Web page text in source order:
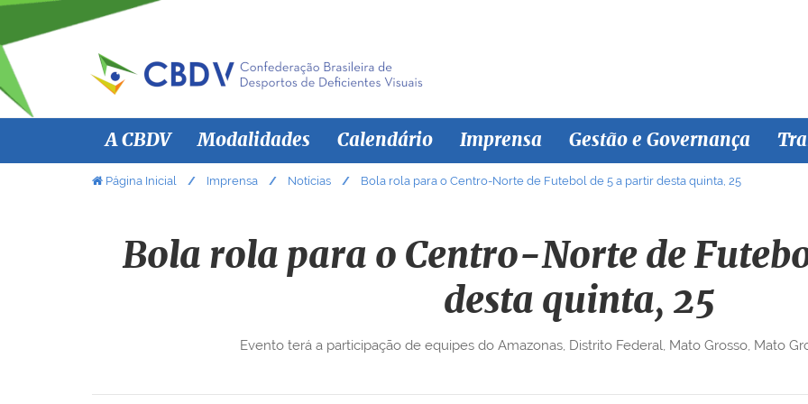
A CBDV Modalidades Calendário Imprensa Gestão e Governança
V Página Inicial Imprensa Notícias Bola rola para o Centro-Norte de Futebol de 5 a partir desta quinta, 25
Bola rola para o Centro-Norte de
desta quinta, 25
Evento terá a participação de equipes do Amazonas, Distrito Federal, Mato Grosso, Mato